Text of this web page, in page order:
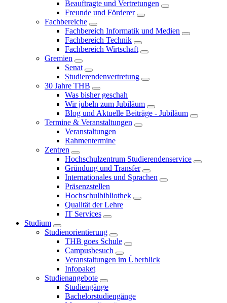
Beauftragte und Vertretungen
Freunde und Förderer
Fachbereiche
Fachbereich Informatik und Medien
Fachbereich Technik
Fachbereich Wirtschaft
Gremien
Senat
Studierendenvertretung
30 Jahre THB
Was bisher geschah
Wir jubeln zum Jubiläum
Blog und Aktuelle Beiträge - Jubiläum
Termine & Veranstaltungen
Veranstaltungen
Rahmentermine
Zentren
Hochschulzentrum Studierendenservice
Gründung und Transfer
Internationales und Sprachen
Präsenzstellen
Hochschulbibliothek
Qualität der Lehre
IT Services
Studium
Studienorientierung
THB goes Schule
Campusbesuch
Veranstaltungen im Überblick
Infopaket
Studienangebote
Studiengänge
Bachelorstudiengänge